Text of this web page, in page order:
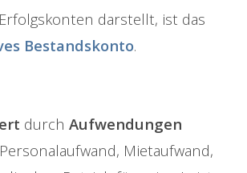
darstellt, ist das
Bestandskonto.
durch Aufwendungen
Mietaufwand,